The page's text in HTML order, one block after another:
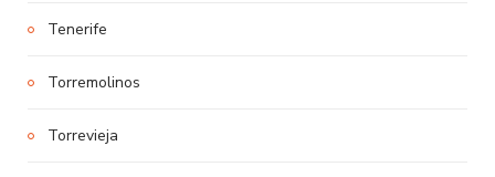
Tenerife
Torremolinos
Torrevieja